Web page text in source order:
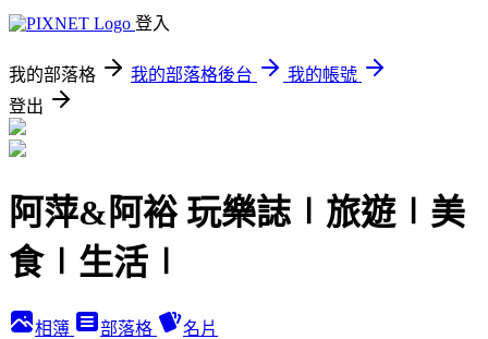
登入
我的部落格 我的部落格後台
我的帳號
登出
阿萍&阿裕 玩樂誌∣旅遊∣美
食∣生活∣
相簿 部落格 名片